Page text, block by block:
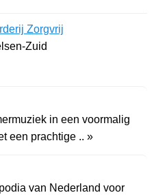
Zorgvrij
Zuid
in een voormalig
een prachtige .. »
van Nederland voor